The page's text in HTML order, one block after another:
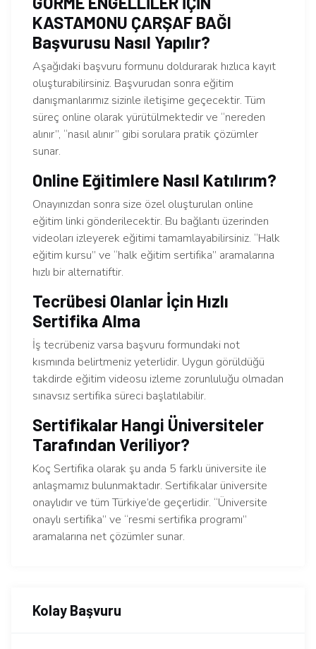
KASTAMONU ÇARŞAF BAĞI
Başvurusu Nasıl Yapılır?
Aşağıdaki başvuru formunu doldurarak hızlıca kayıt
oluşturabilirsiniz. Başvurudan sonra eğitim
danışmanlarımız sizinle iletişime geçecektir. Tüm
süreç online olarak yürütülmektedir ve “nereden
alınır”, “nasıl alınır” gibi sorulara pratik çözümler
sunar.
Online Eğitimlere Nasıl Katılırım?
Onayınızdan sonra size özel oluşturulan online
eğitim linki gönderilecektir. Bu bağlantı üzerinden
videoları izleyerek eğitimi tamamlayabilirsiniz. “Halk
eğitim kursu” ve “halk eğitim sertifika” aramalarına
hızlı bir alternatiftir.
Tecrübesi Olanlar İçin Hızlı
Sertifika Alma
İş tecrübeniz varsa başvuru formundaki not
kısmında belirtmeniz yeterlidir. Uygun görüldüğü
takdirde eğitim videosu izleme zorunluluğu olmadan
sınavsız sertifika süreci başlatılabilir.
Sertifikalar Hangi Üniversiteler
Tarafından Veriliyor?
Koç Sertifika olarak şu anda 5 farklı üniversite ile
anlaşmamız bulunmaktadır. Sertifikalar üniversite
onaylıdır ve tüm Türkiye’de geçerlidir. “Üniversite
onaylı sertifika” ve “resmi sertifika programı”
aramalarına net çözümler sunar.
Kolay Başvuru